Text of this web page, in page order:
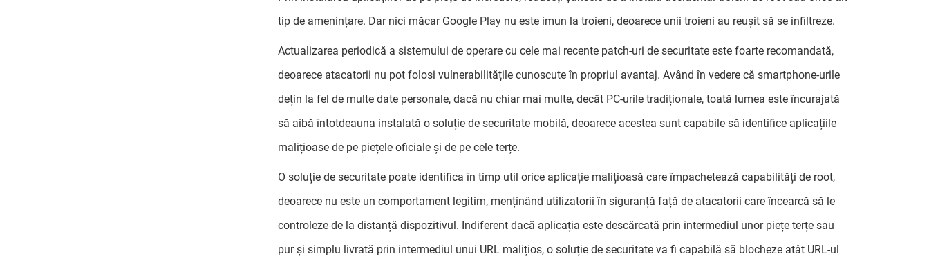
tip de amenințare. Dar nici măcar Google Play nu este imun la troieni, deoarece unii troieni au reușit să se infiltreze.
Actualizarea periodică a sistemului de operare cu cele mai recente patch-uri de securitate este foarte recomandată,
deoarece atacatorii nu pot folosi vulnerabilitățile cunoscute în propriul avantaj. Având în vedere că smartphone-urile
dețin la fel de multe date personale, dacă nu chiar mai multe, decât PC-urile tradiționale, toată lumea este încurajată
să aibă întotdeauna instalată o soluție de securitate mobilă, deoarece acestea sunt capabile să identifice aplicațiile
malițioase de pe piețele oficiale și de pe cele terțe.
O soluție de securitate poate identifica în timp util orice aplicație malițioasă care împachetează capabilități de root,
deoarece nu este un comportament legitim, menținând utilizatorii în siguranță față de atacatorii care încearcă să le
controleze de la distanță dispozitivul. Indiferent dacă aplicația este descărcată prin intermediul unor piețe terțe sau
pur și simplu livrată prin intermediul unui URL malițios, o soluție de securitate va fi capabilă să blocheze atât URL-ul